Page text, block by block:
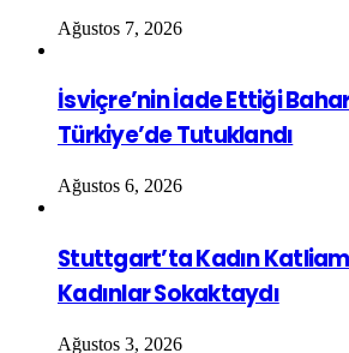
Ağustos 7, 2026
İsviçre’nin İade Ettiği
Türkiye’de Tutuklandı
Ağustos 6, 2026
Stuttgart’ta Kadın
Kadınlar Sokaktaydı
Ağustos 3, 2026